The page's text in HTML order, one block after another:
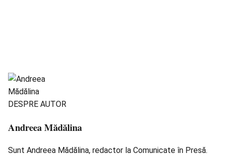
DESPRE AUTOR
Andreea Mădălina
Sunt Andreea Mădălina, redactor la Comunicate în Presă.